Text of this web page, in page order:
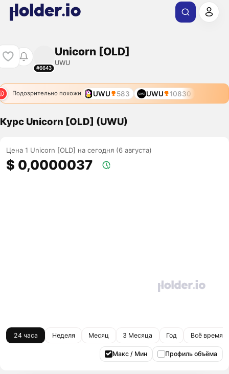
#6643
Unicorn [OLD]
UWU
Подозрительно похожи UWU 583 UWU 10830
Курс Unicorn [OLD] (UWU)
Цена 1 Unicorn [OLD] на сегодня (6 августа)
$ 0,0000037
24 часа Неделя Месяц 3 Месяца Год Всё время
Макс / Мин Профиль объёма